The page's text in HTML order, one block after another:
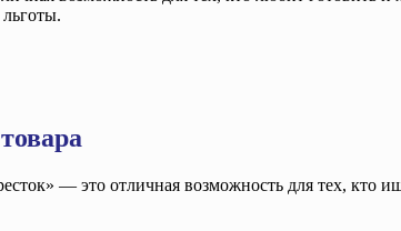
— это отличная возможность для тех, кто